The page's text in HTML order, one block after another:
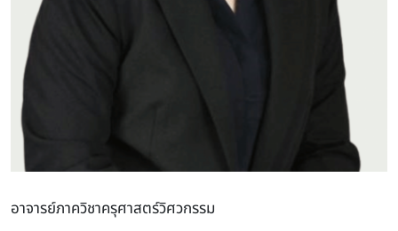
อาจารย์ภาควิชาครุศาสตร์วิศวกรรม